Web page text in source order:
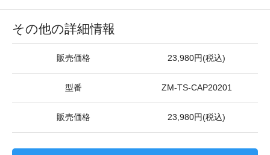
その他の詳細情報
販売価格 23,980円(税込)
型番 ZM-TS-CAP20201
販売価格 23,980円(税込)